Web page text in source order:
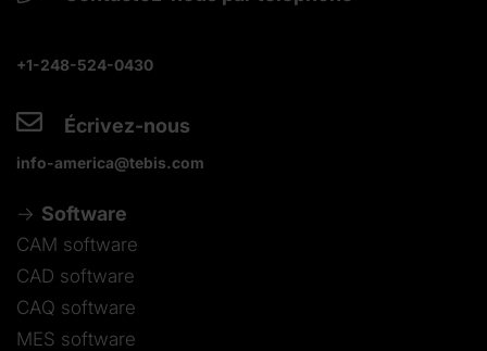
+1-248-524-0430
Écrivez-nous
info-america@tebis.com
Software
CAM software
CAD software
CAQ software
MES software